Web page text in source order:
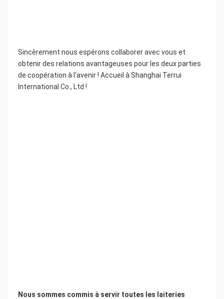
Sincèrement nous espérons collaborer avec vous et
obtenir des relations avantageuses pour les deux parties
de coopération à l'avenir ! Accueil à Shanghai Terrui
International Co., Ltd !
Nous sommes commis à servir toutes les laiteries